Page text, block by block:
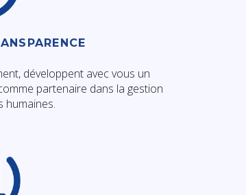
développent avec vous un
partenaire dans la gestion
humaines.